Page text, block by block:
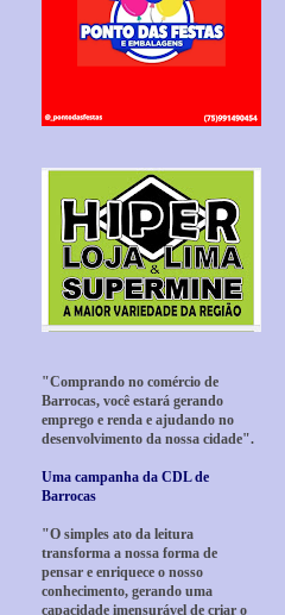
"Comprando no comércio de
Barrocas, você estará gerando
emprego e renda e ajudando no
desenvolvimento da nossa cidade".
Uma campanha da CDL de
Barrocas
"O simples ato da leitura
transforma a nossa forma de
pensar e enriquece o nosso
conhecimento, gerando uma
capacidade imensurável de criar o